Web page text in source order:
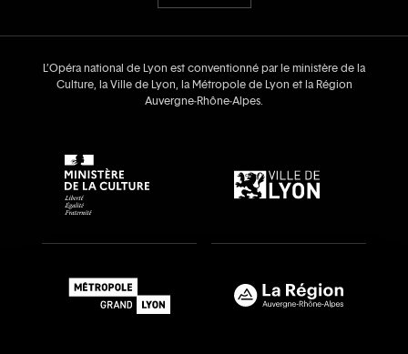
L’Opéra national de Lyon est conventionné par le ministère de la
Culture, la Ville de Lyon, la Métropole de Lyon et la Région
Auvergne‑Rhône‑Alpes.